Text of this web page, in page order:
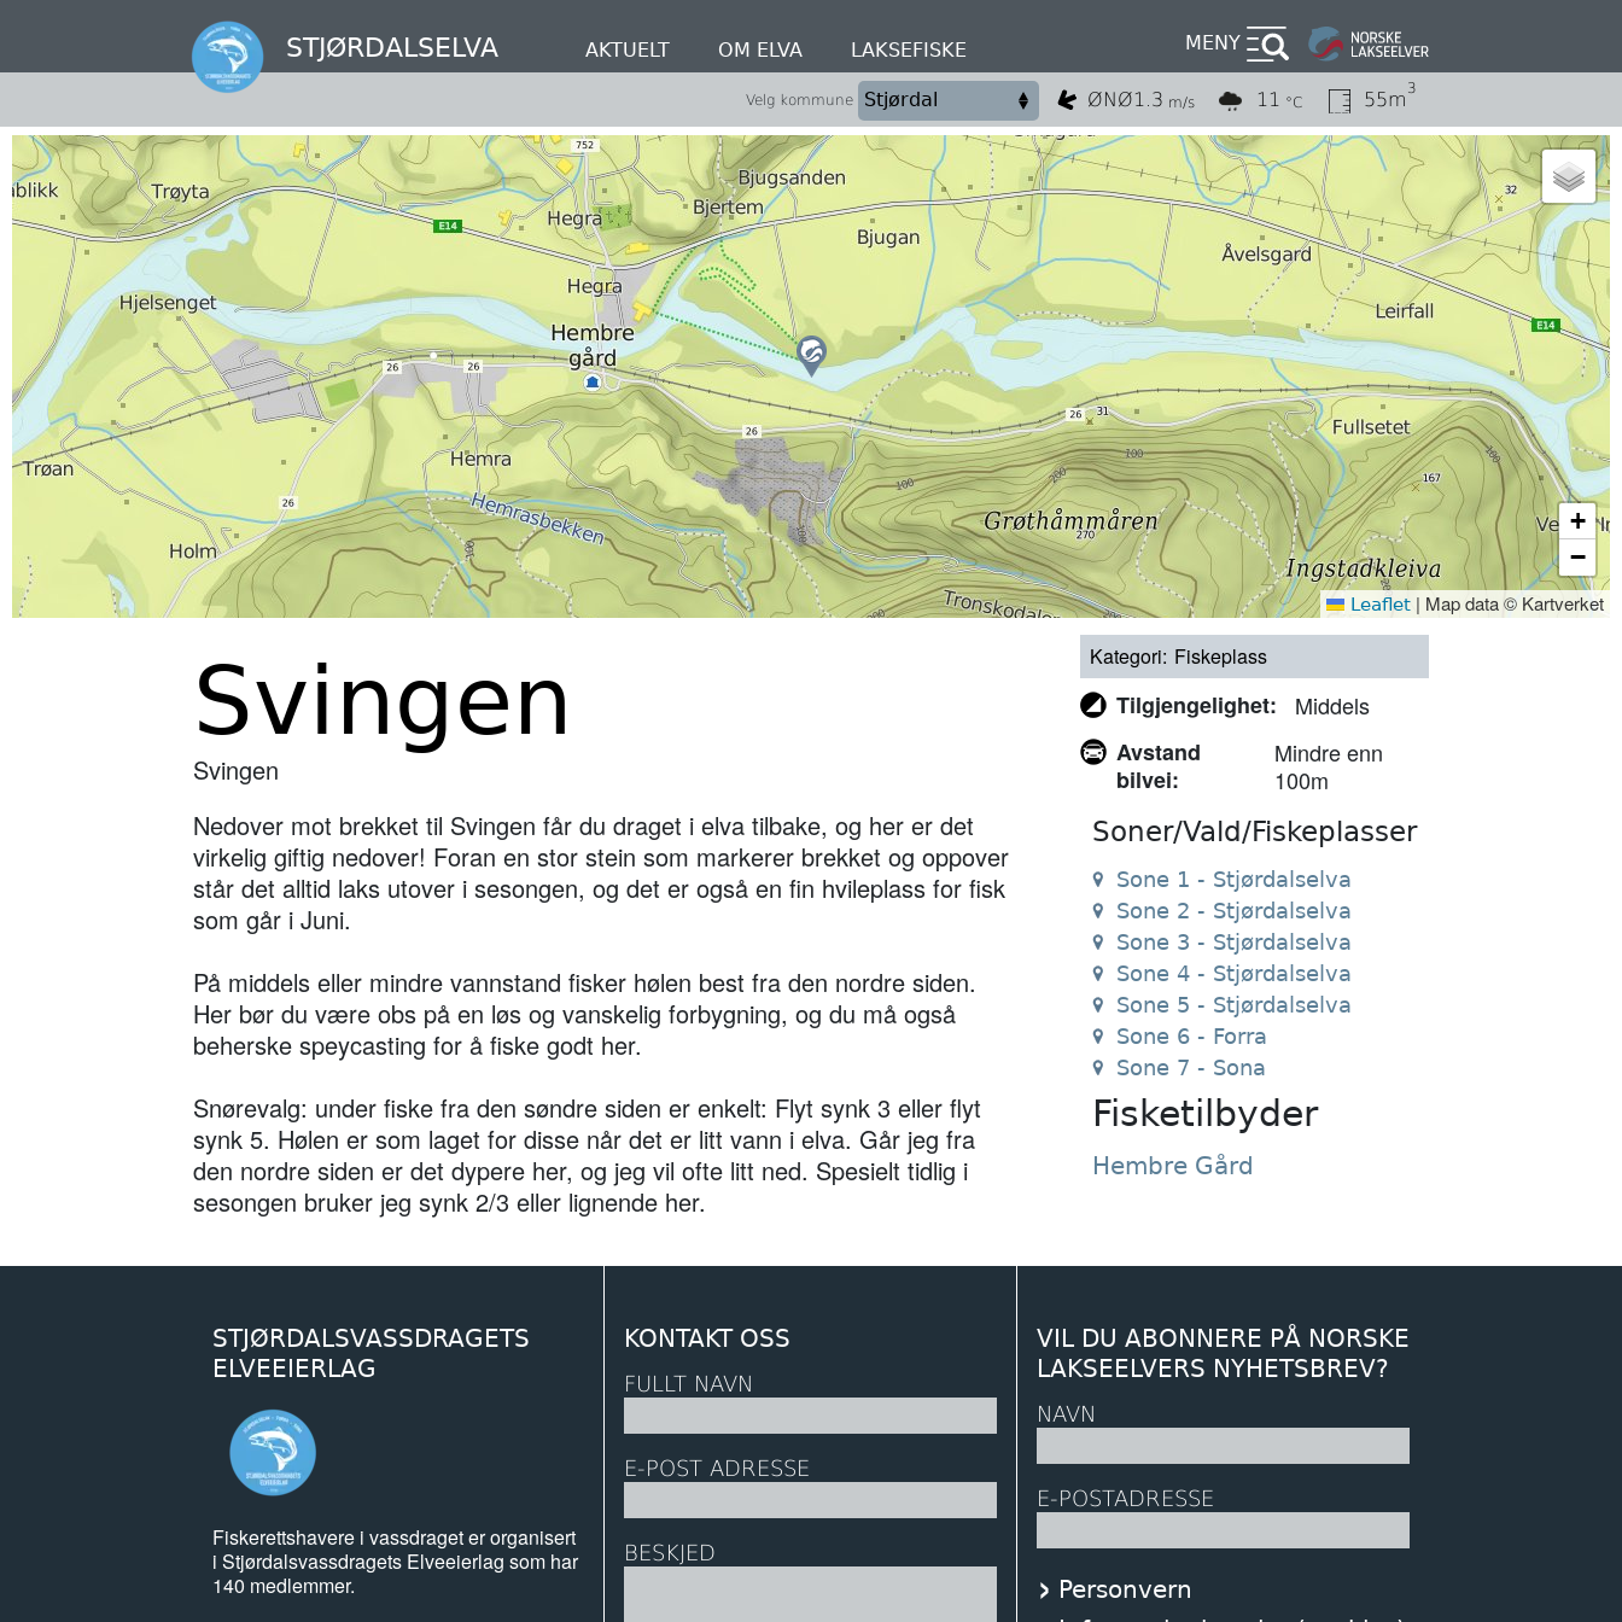
hovedinnhold
STJØRDALSELVA AKTUELT OM ELVA LAKSEFISKE MENY
Velg kommune ØNØ1.3 m/s 11 °C 55m 3
+
−
Leaflet | Map data © Kartverket
Svingen
Svingen
Nedover mot brekket til Svingen får du draget i elva tilbake, og her er det
virkelig giftig nedover! Foran en stor stein som markerer brekket og oppover
står det alltid laks utover i sesongen, og det er også en fin hvileplass for fisk
som går i Juni.
På middels eller mindre vannstand fisker hølen best fra den nordre siden.
Her bør du være obs på en løs og vanskelig forbygning, og du må også
beherske speycasting for å fiske godt her.
Snørevalg: under fiske fra den søndre siden er enkelt: Flyt synk 3 eller flyt
synk 5. Hølen er som laget for disse når det er litt vann i elva. Går jeg fra
den nordre siden er det dypere her, og jeg vil ofte litt ned. Spesielt tidlig i
sesongen bruker jeg synk 2/3 eller lignende her.
Kategori Fiskeplass
Tilgjengelighet
Middels
Avstand
bilvei
Mindre enn
100m
Soner/Vald/Fiskeplasser
Sone 1 - Stjørdalselva
Sone 2 - Stjørdalselva
Sone 3 - Stjørdalselva
Sone 4 - Stjørdalselva
Sone 5 - Stjørdalselva
Sone 6 - Forra
Sone 7 - Sona
Fisketilbyder
Hembre Gård
STJØRDALSVASSDRAGETS
ELVEEIERLAG
Fiskerettshavere i vassdraget er organisert
i Stjørdalsvassdragets Elveeierlag som har
140 medlemmer.
KONTAKT OSS
FULLT NAVN
E-POST ADRESSE
BESKJED
VIL DU ABONNERE PÅ NORSKE
LAKSEELVERS NYHETSBREV?
NAVN
E-POSTADRESSE
Personvern